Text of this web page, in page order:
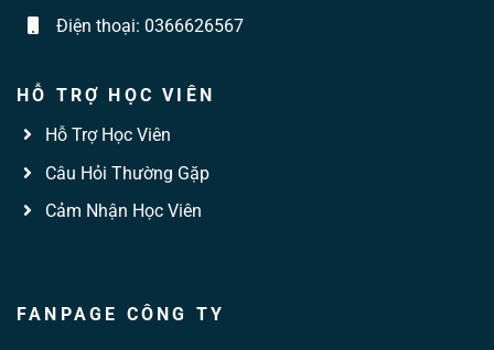
Điện thoại: 0366626567
HỖ TRỢ HỌC VIÊN
Hỗ Trợ Học Viên
Câu Hỏi Thường Gặp
Cảm Nhận Học Viên
FANPAGE CÔNG TY